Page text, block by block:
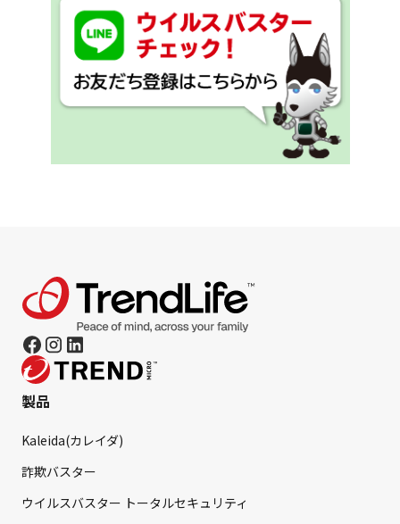
製品
Kaleida(カレイダ)
詐欺バスター
ウイルスバスター トータルセキュリティ